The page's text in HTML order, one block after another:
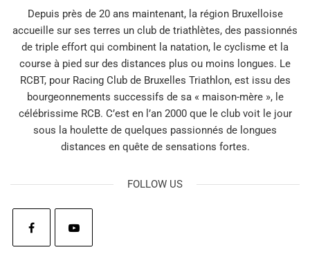
Depuis près de 20 ans maintenant, la région Bruxelloise
accueille sur ses terres un club de triathlètes, des passionnés
de triple effort qui combinent la natation, le cyclisme et la
course à pied sur des distances plus ou moins longues. Le
RCBT, pour Racing Club de Bruxelles Triathlon, est issu des
bourgeonnements successifs de sa « maison-mère », le
célébrissime RCB. C’est en l’an 2000 que le club voit le jour
sous la houlette de quelques passionnés de longues
distances en quête de sensations fortes.
FOLLOW US